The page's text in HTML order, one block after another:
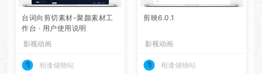
台词向剪切素材-聚颜素材工
作台 · 用户使用说明
影视动画
相逢储物站
剪映6.0.1
影视动画
相逢储物站